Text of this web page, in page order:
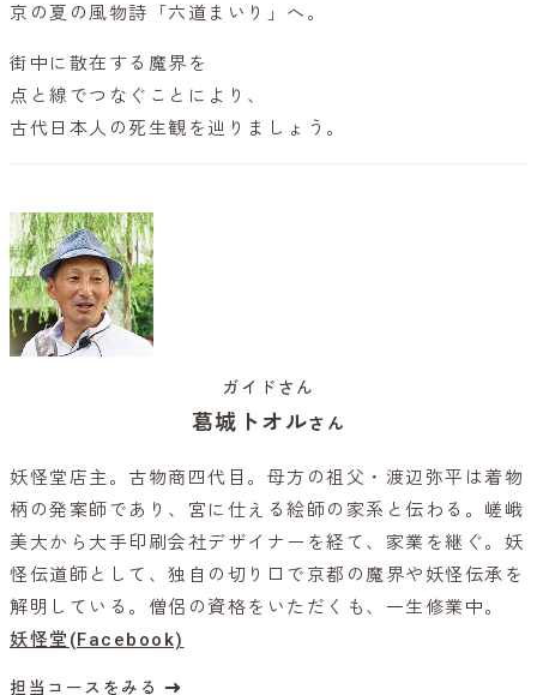
京の夏の風物詩「六道まいり」へ。
街中に散在する魔界を
点と線でつなぐことにより、
古代日本人の死生観を辿りましょう。
ガイドさん
葛城トオルさん
妖怪堂店主。古物商四代目。母方の祖父・渡辺弥平は着物
柄の発案師であり、宮に仕える絵師の家系と伝わる。嵯峨
美大から大手印刷会社デザイナーを経て、家業を継ぐ。妖
怪伝道師として、独自の切り口で京都の魔界や妖怪伝承を
解明している。僧侶の資格をいただくも、一生修業中。
妖怪堂(Facebook)
担当コースをみる